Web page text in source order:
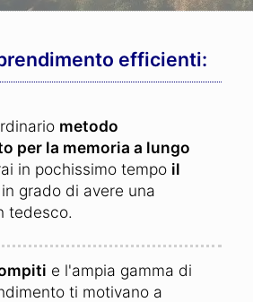
efficienti:
metodo
per la memoria a lungo
in pochissimo tempo il
grado di avere una
tedesco.
e l'ampia gamma di
ti motivano a